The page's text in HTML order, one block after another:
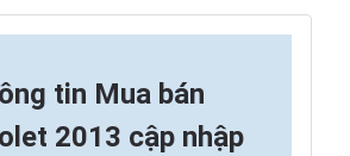
tin Mua bán
2013 cập nhập